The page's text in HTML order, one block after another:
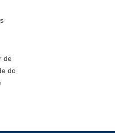
de
do